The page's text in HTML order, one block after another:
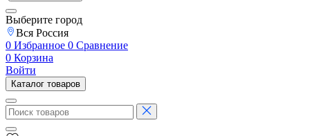
Выберите город
Вся Россия
0 Избранное 0 Сравнение
0 Корзина
Войти
Каталог товаров